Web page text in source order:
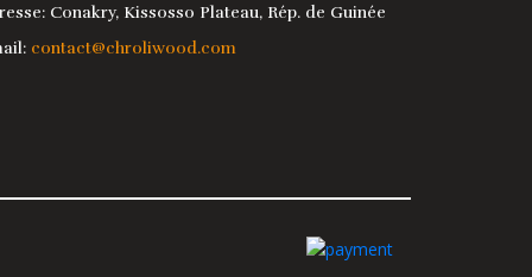
Conakry, Kissosso Plateau, Rép. de Guinée
contact@chroliwood.com